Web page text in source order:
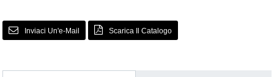
Inviaci Un'e-Mail Scarica Il Catalogo